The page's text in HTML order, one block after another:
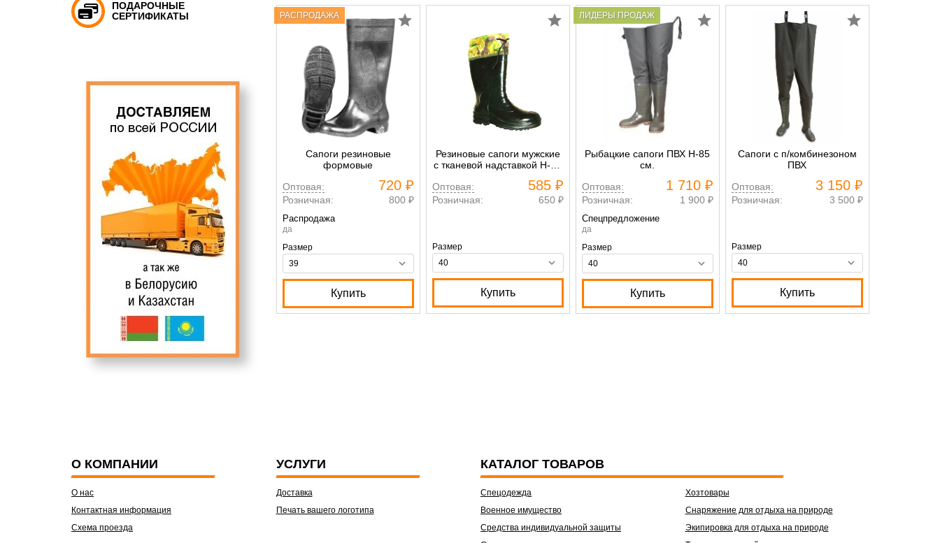
ПОДАРОЧНЫЕ
СЕРТИФИКАТЫ
РАСПРОДАЖА
Сапоги резиновые
формовые
Оптовая:
720 ₽
Розничная: 800 ₽
Распродажа
да
Размер
Купить
Резиновые сапоги мужские
с тканевой надставкой Н-34
Оптовая:
585 ₽
Розничная: 650 ₽
Размер
Купить
ЛИДЕРЫ ПРОДАЖ
Рыбацкие сапоги ПВХ Н-85
см.
Оптовая:
1 710 ₽
Розничная: 1 900 ₽
Спецпредложение
да
Размер
Купить
Сапоги с п/комбинезоном
ПВХ
Оптовая:
3 150 ₽
Розничная: 3 500 ₽
Размер
Купить
О КОМПАНИИ
О нас
Контактная информация
Схема проезда
УСЛУГИ
Доставка
Печать вашего логотипа
КАТАЛОГ ТОВАРОВ
Спецодежда
Военное имущество
Средства индивидуальной защиты
Хозтовары
Снаряжение для отдыха на природе
Экипировка для отдыха на природе